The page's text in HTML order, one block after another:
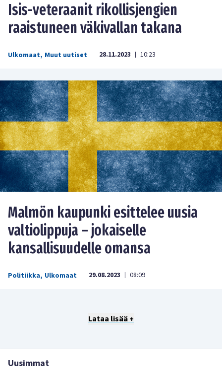
Isis-veteraanit rikollisjengien
raaistuneen väkivallan takana
Ulkomaat, Muut uutiset 28.11.2023 | 10:23
Malmön kaupunki esittelee uusia
valtiolippuja – jokaiselle
kansallisuudelle omansa
Politiikka, Ulkomaat 29.08.2023 | 08:09
Lataa lisää +
Uusimmat